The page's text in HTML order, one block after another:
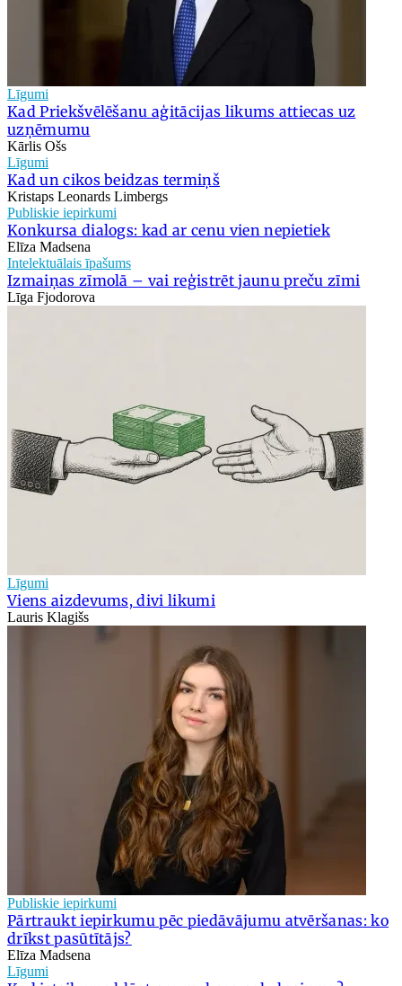
Līgumi
Kad Priekšvēlēšanu aģitācijas likums attiecas uz
uzņēmumu
Kārlis Ošs
Līgumi
Kad un cikos beidzas termiņš
Kristaps Leonards Limbergs
Publiskie iepirkumi
Konkursa dialogs: kad ar cenu vien nepietiek
Elīza Madsena
Intelektuālais īpašums
Izmaiņas zīmolā – vai reģistrēt jaunu preču zīmi
Līga Fjodorova
Līgumi
Viens aizdevums, divi likumi
Lauris Klagišs
Publiskie iepirkumi
Pārtraukt iepirkumu pēc piedāvājumu atvēršanas: ko
drīkst pasūtītājs?
Elīza Madsena
Līgumi